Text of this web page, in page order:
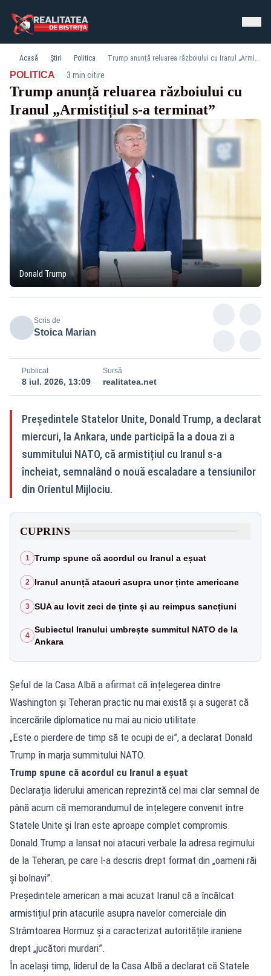
Acasă Știri Politica Trump anunță reluarea războiului cu Iranul „Armistițiul s-a terminat”
POLITICA· 3 min citire
Trump anunță reluarea războiului cu
Iranul „Armistițiul s-a terminat”
Donald Trump
Scris de
Stoica Marian
Publicat
8 iul. 2026, 13:09
Sursă
realitatea.net
Președintele Statelor Unite, Donald Trump, a declarat
miercuri, la Ankara, unde participă la a doua zi a
summitului NATO, că armistițiul cu Iranul s-a
încheiat, semnalând o nouă escaladare a tensiunilor
din Orientul Mijlociu.
CUPRINS
1 Trump spune că acordul cu Iranul a eșuat
2 Iranul anunță atacuri asupra unor ținte americane
3 SUA au lovit zeci de ținte și au reimpus sancțiuni
4
Subiectul Iranului umbrește summitul NATO de la
Ankara
Șeful de la Casa Albă a afirmat că înțelegerea dintre
Washington și Teheran practic nu mai există și a sugerat că
încercările diplomatice nu mai au nicio utilitate.
„Este o pierdere de timp să te ocupi de ei”, a declarat Donald
Trump în marja summitului NATO.
Trump spune că acordul cu Iranul a eșuat
Declarația liderului american reprezintă cel mai clar semnal de
până acum că memorandumul de înțelegere convenit între
Statele Unite și Iran este aproape complet compromis.
Donald Trump a lansat noi atacuri verbale la adresa regimului
de la Teheran, pe care l-a descris drept format din „oameni răi
și bolnavi”.
Președintele american a mai acuzat Iranul că a încălcat
armistițiul prin atacurile asupra navelor comerciale din
Strâmtoarea Hormuz și a caracterizat autoritățile iraniene
drept „jucători murdari”.
În același timp, liderul de la Casa Albă a declarat că Statele